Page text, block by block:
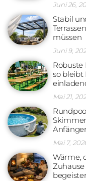
Juni 26,
Stabil
müssen
Juni 9,
Robuste
so bleibt
Mai 21,
Mai 7,
Wärme,